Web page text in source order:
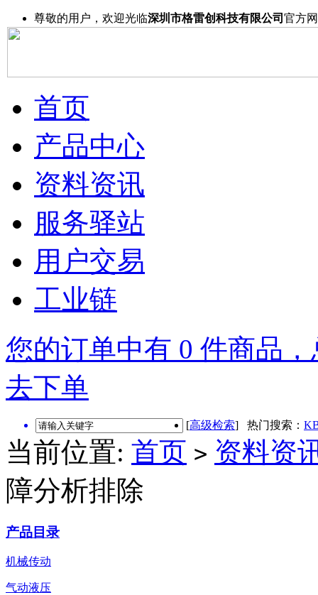
尊敬的用户，欢迎光临深圳市格雷创科技有限公司 官方
首页
产品中心
资料资讯
服务驿站
用户交易
工业链
您的订单中有 0 件商品
去下单
[高级检索] 热门搜索：
当前位置: 首页 > 资料资
障分析排除
产品目录
机械传动
气动液压